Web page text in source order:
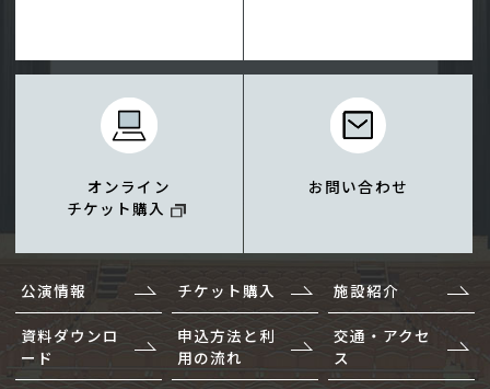
オンライン
チケット購入
お問い合わせ
公演情報 チケット購入 施設紹介
資料ダウンロ
ード
申込方法と利
用の流れ
交通・アクセ
ス